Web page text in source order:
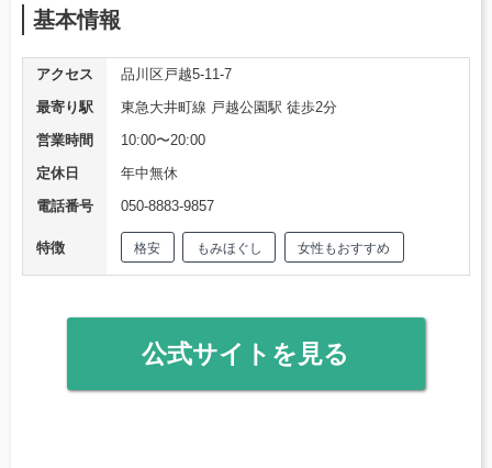
基本情報
アクセス
品川区戸越5-11-7
最寄り駅
東急大井町線 戸越公園駅 徒歩2分
営業時間
10:00〜20:00
定休日
年中無休
電話番号
050-8883-9857
特徴 格安 もみほぐし 女性もおすすめ
公式サイトを見る